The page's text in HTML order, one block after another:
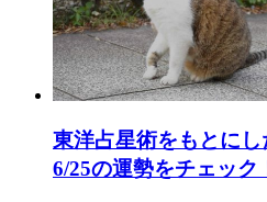
東洋占星術をもとに
6/25の運勢をチェック